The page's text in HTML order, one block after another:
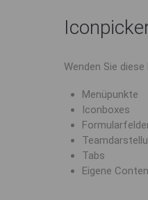
Wenden Sie
Menüpunkte
Iconboxes
Tabs
Eigene